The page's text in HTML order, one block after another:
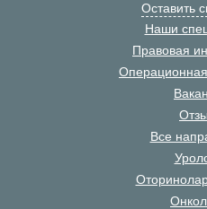
Оставить
Наши
Правовая
Все